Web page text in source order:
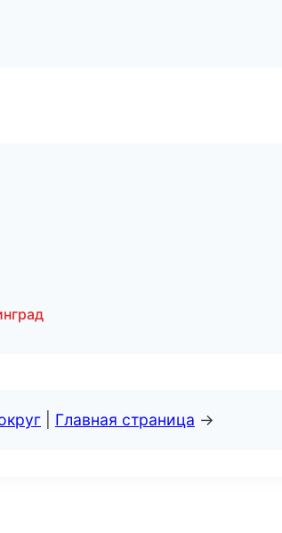
Главная страница →